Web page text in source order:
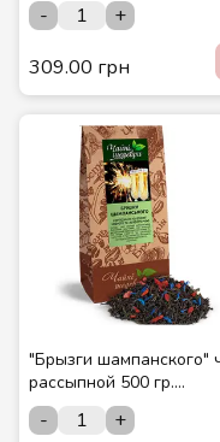
-
+
309.00 грн
"Брызги шампанского"
рассыпной 500 гр.
Композиция на основе
чёрного и зелёного
-
+